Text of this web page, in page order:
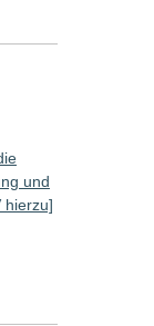
und
hierzu]